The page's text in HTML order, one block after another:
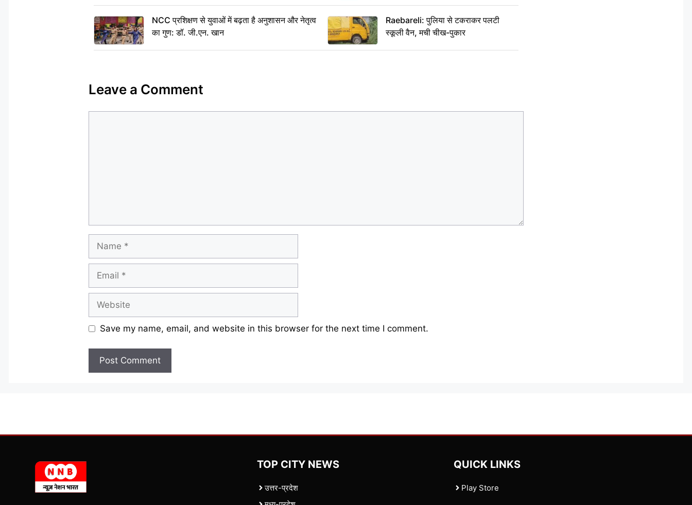
NCC प्रशिक्षण से युवाओं में बढ़ता है अनुशासन और नेतृत्व
का गुण: डॉ. जी.एन. खान
Raebareli: पुलिया से टकराकर पलटी
स्कूली वैन, मची चीख-पुकार
Leave a Comment
Name
Email
Website
Save my name, email, and website in this browser for the next time I comment.
TOP CITY NEWS
उत्तर-प्रदेश
QUICK LINKS
Play Store